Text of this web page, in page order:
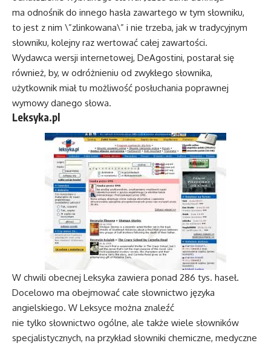
ma odnośnik do innego hasła zawartego w tym słowniku,
to jest z nim \”zlinkowana\” i nie trzeba, jak w tradycyjnym
słowniku, kolejny raz wertować całej zawartości.
Wydawca wersji internetowej, DeAgostini, postarał się
również, by, w odróżnieniu od zwykłego słownika,
użytkownik miał tu możliwość posłuchania poprawnej
wymowy danego słowa.
Leksyka.pl
W chwili obecnej Leksyka zawiera ponad 286 tys. haseł.
Docelowo ma obejmować całe słownictwo języka
angielskiego. W Leksyce można znaleźć
nie tylko słownictwo ogólne, ale także wiele słowników
specjalistycznych, na przykład słowniki chemiczne, medyczne